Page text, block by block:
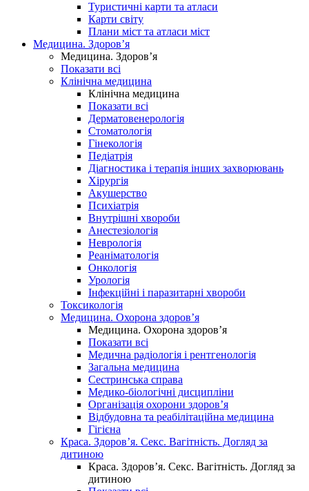
Туристичні карти та атласи
Карти світу
Плани міст та атласи міст
Медицина. Здоров’я
Медицина. Здоров’я
Показати всі
Клінічна медицина
Клінічна медицина
Показати всі
Дерматовенерологія
Стоматологія
Гінекологія
Педіатрія
Діагностика і терапія інших захворювань
Хірургія
Акушерство
Психіатрія
Внутрішні хвороби
Анестезіологія
Неврологія
Реаніматологія
Онкологія
Урологія
Інфекційні і паразитарні хвороби
Токсикологія
Медицина. Охорона здоров’я
Медицина. Охорона здоров’я
Показати всі
Медична радіологія і рентгенологія
Загальна медицина
Сестринська справа
Медико-біологічні дисципліни
Організація охорони здоров’я
Відбудовна та реабілітаційна медицина
Гігієна
Краса. Здоров’я. Секс. Вагітність. Догляд за
дитиною
Краса. Здоров’я. Секс. Вагітність. Догляд за
дитиною